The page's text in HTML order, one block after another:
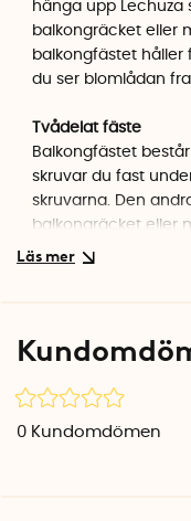
hänga upp Lechuza
balkongräcket eller
balkongfästet håller
du ser blomlådan
Tvådelat fäste
Balkongfästet
skruvar du fast
skruvarna. Den
balkongräcket eller
balkongstänger. Se
balkongräcket och
0 Kundomdömen